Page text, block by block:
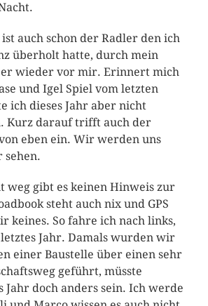
auch schon der Radler den ich
überholt hatte, durch mein
wieder vor mir. Erinnert mich
und Igel Spiel vom letzten
ich dieses Jahr aber nicht
Kurz darauf trifft auch der
eben ein. Wir werden uns
sehen.
weg gibt es keinen Hinweis zur
steht auch nix und GPS
keines. So fahre ich nach links,
Jahr. Damals wurden wir
einer Baustelle über einen sehr
geführt, müsste
Jahr doch anders sein. Ich werde